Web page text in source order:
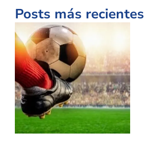
Posts más recientes